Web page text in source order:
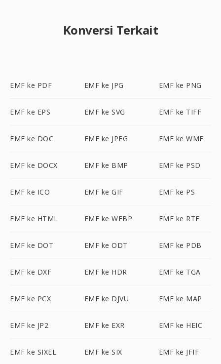
Konversi Terkait
EMF ke PDF EMF ke JPG EMF ke PNG
EMF ke EPS EMF ke SVG EMF ke TIFF
EMF ke DOC EMF ke JPEG EMF ke WMF
EMF ke DOCX EMF ke BMP EMF ke PSD
EMF ke ICO EMF ke GIF EMF ke PS
EMF ke HTML EMF ke WEBP EMF ke RTF
EMF ke DOT EMF ke ODT EMF ke PDB
EMF ke DXF EMF ke HDR EMF ke TGA
EMF ke PCX EMF ke DJVU EMF ke MAP
EMF ke JP2 EMF ke EXR EMF ke HEIC
EMF ke SIXEL EMF ke SIX EMF ke JFIF